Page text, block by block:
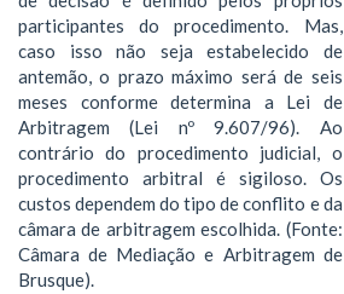
participantes do procedimento. Mas,
caso isso não seja estabelecido de
antemão, o prazo máximo será de seis
meses conforme determina a Lei de
Arbitragem (Lei nº 9.607/96). Ao
contrário do procedimento judicial, o
procedimento arbitral é sigiloso. Os
custos dependem do tipo de conflito e da
câmara de arbitragem escolhida. (Fonte:
Câmara de Mediação e Arbitragem de
Brusque).